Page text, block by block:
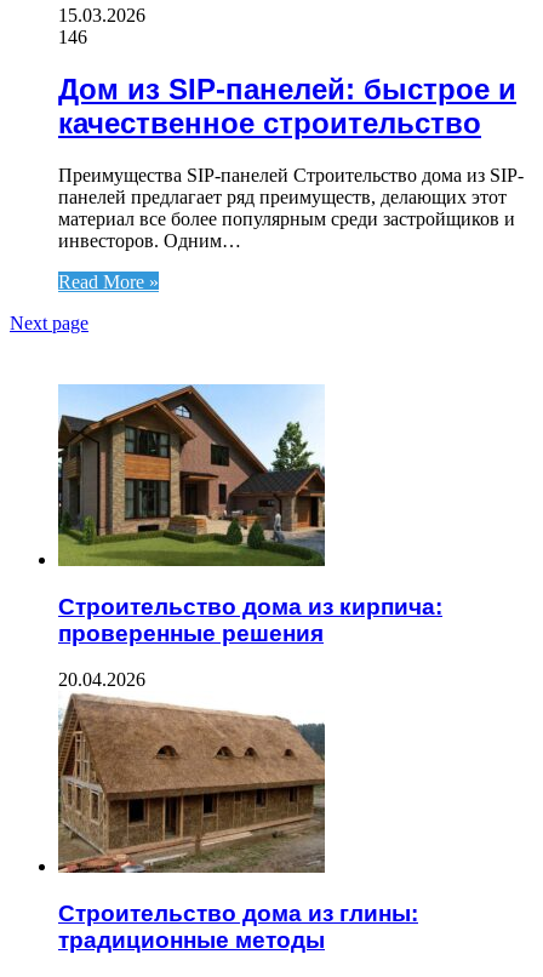
15.03.2026
146
Дом из SIP-панелей: быстрое и
качественное строительство
Преимущества SIP-панелей Строительство дома из SIP-
панелей предлагает ряд преимуществ, делающих этот
материал все более популярным среди застройщиков и
инвесторов. Одним…
Read More »
Next page
Строительство дома из кирпича:
проверенные решения
20.04.2026
Строительство дома из глины:
традиционные методы